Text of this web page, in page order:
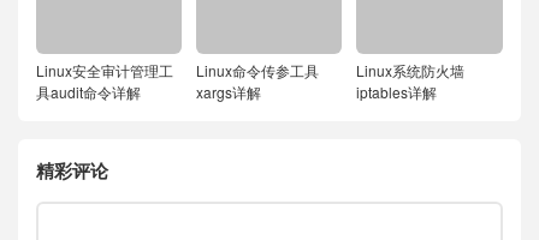
Linux安全审计管理工
具audit命令详解
Linux命令传参工具
xargs详解
Linux系统防火墙
iptables详解
精彩评论